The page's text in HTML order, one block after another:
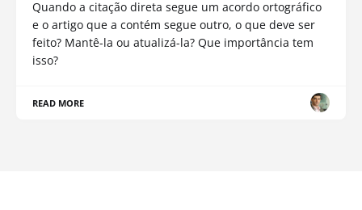
Quando a citação direta segue um acordo ortográfico
e o artigo que a contém segue outro, o que deve ser
feito? Mantê-la ou atualizá-la? Que importância tem
isso?
READ MORE